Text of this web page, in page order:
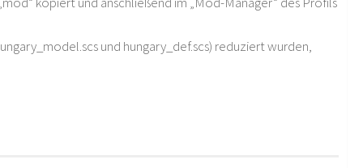
und hungary_def.scs) reduziert wurden,